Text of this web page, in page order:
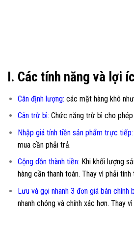
I. Các tính năng và lợi
Cân định lượng: các mặt hàng khô
Cân trừ bì: Chức năng trừ bì cho
Nhập giá tính tiền sản phẩm trực tiếp:
mua cần phải trả.
Cộng dồn thành tiền: Khi khối lượng
hàng cần thanh toán. Thay vì phải
Lưu và gọi nhanh 3 đơn giá bán chính
nhanh chóng và chính xác hơn. Thay